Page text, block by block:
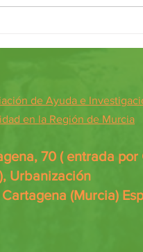
de Ayuda e
en la Región de Murcia
70 ( entrada por
Urbanización
(Murcia)